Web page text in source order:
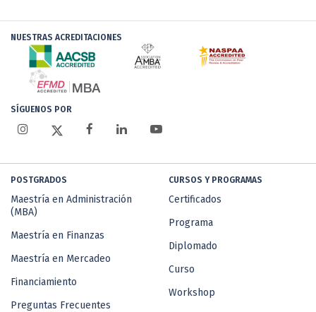
NUESTRAS ACREDITACIONES
SÍGUENOS POR
POSTGRADOS
Maestría en Administración
(MBA)
Maestría en Finanzas
Maestría en Mercadeo
Financiamiento
Preguntas Frecuentes
CURSOS Y PROGRAMAS
Certificados
Programa
Diplomado
Curso
Workshop